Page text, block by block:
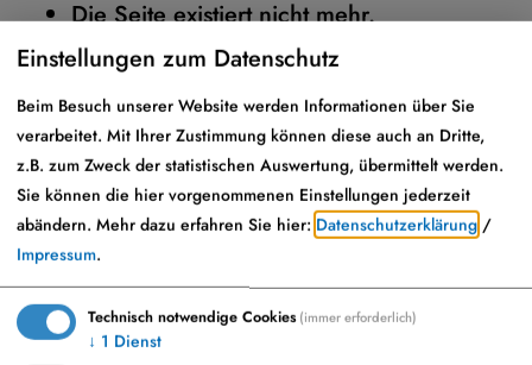
Die Seite existiert nicht mehr.
gelangen Sie zur Startseite.
Einstellungen zum Datenschutz
Beim Besuch unserer Website werden Informationen über Sie
verarbeitet. Mit Ihrer Zustimmung können diese auch an Dritte,
z.B. zum Zweck der statistischen Auswertung, übermittelt werden.
Sie können die hier vorgenommenen Einstellungen jederzeit
abändern. Mehr dazu erfahren Sie hier: Datenschutzerklärung /
Impressum.
Technisch notwendige Cookies(immer erforderlich)
↓ 1 Dienst